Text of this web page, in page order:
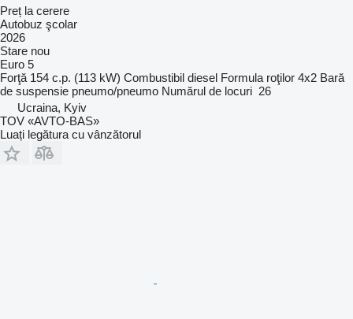
Preț la cerere
Autobuz şcolar
2026
Stare nou
Euro 5
Forţă 154 c.p. (113 kW) Combustibil diesel Formula roţilor 4x2 Bară
de suspensie pneumo/pneumo Numărul de locuri 26
Ucraina, Kyiv
TOV «AVTO-BAS»
Luați legătura cu vânzătorul